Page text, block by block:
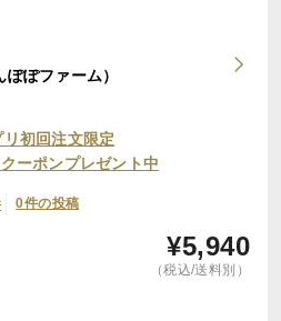
ぽファーム）
初回注文限定
ーポンプレゼント中
0件の投稿
¥5,940
（税込/送料別）